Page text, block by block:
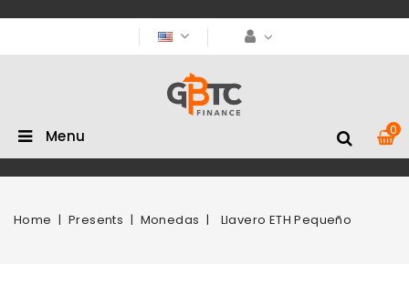
0
Menu
Home Presents Monedas Llavero ETH Pequeño